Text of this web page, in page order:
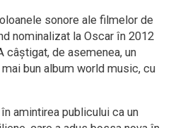
sonore ale filmelor de
nominalizat la Oscar în 2012
câștigat, de asemenea, un
bun album world music, cu
amintirea publicului ca un